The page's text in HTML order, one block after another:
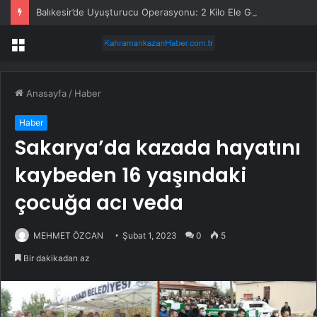
Balıkesir’de Uyuşturucu Operasyonu: 2 Kilo Ele Geçirildi
Menü
Anasayfa / Haber
Haber
Sakarya’da kazada hayatını
kaybeden 16 yaşındaki
çocuğa acı veda
MEHMET ÖZCAN Şubat 1, 2023 0 5
Bir dakikadan az